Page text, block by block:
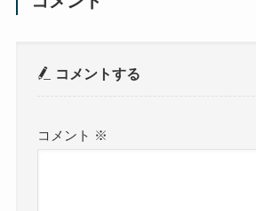
コメントする
コメント ※